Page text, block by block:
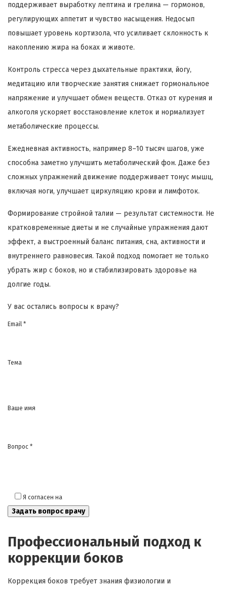
поддерживает выработку лептина и грелина — гормонов,
регулирующих аппетит и чувство насыщения. Недосып
повышает уровень кортизола, что усиливает склонность к
накоплению жира на боках и животе.
Контроль стресса через дыхательные практики, йогу,
медитацию или творческие занятия снижает гормональное
напряжение и улучшает обмен веществ. Отказ от курения и
алкоголя ускоряет восстановление клеток и нормализует
метаболические процессы.
Ежедневная активность, например 8–10 тысяч шагов, уже
способна заметно улучшить метаболический фон. Даже без
сложных упражнений движение поддерживает тонус мышц,
включая ноги, улучшает циркуляцию крови и лимфоток.
Формирование стройной талии — результат системности. Не
кратковременные диеты и не случайные упражнения дают
эффект, а выстроенный баланс питания, сна, активности и
внутреннего равновесия. Такой подход помогает не только
убрать жир с боков, но и стабилизировать здоровье на
долгие годы.
У вас остались вопросы к врачу?
Email *
Тема
Ваше имя
Вопрос *
Я согласен на
Профессиональный подход к
коррекции боков
Коррекция боков требует знания физиологии и